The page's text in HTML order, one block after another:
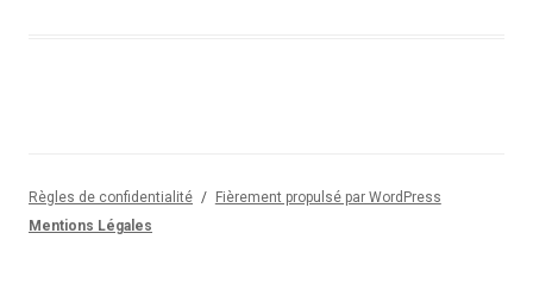
Règles de confidentialité
Fièrement propulsé par WordPress
Mentions Légales